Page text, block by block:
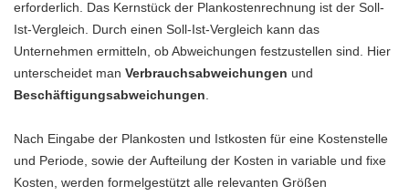
erforderlich. Das Kernstück der Plankostenrechnung ist der Soll-
Ist-Vergleich. Durch einen Soll-Ist-Vergleich kann das
Unternehmen ermitteln, ob Abweichungen festzustellen sind. Hier
unterscheidet man Verbrauchsabweichungen und
Beschäftigungsabweichungen
Nach Eingabe der Plankosten und Istkosten für eine Kostenstelle
und Periode, sowie der Aufteilung der Kosten in variable und fixe
Kosten, werden formelgestützt alle relevanten Größen